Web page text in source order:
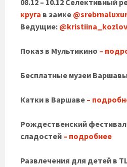
08.12 – 10.12 Селективный
круга в замке
Ведущие:
Показ в Мультикино –
Бесплатные музеи Варшавы
Катки в Варшаве –
Рождественский
сладостей – подробнее
Развлечения для детей в